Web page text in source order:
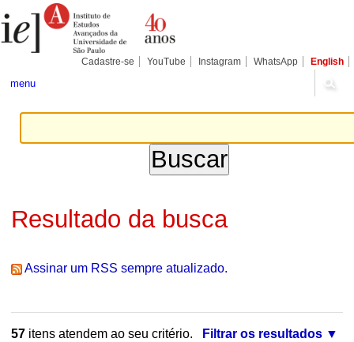
para
conteúdo.
Pessoais
Cadastre-se YouTube Instagram WhatsApp English
menu
Resultado da busca
Assinar um RSS sempre atualizado.
57itens atendem ao seu critério.
Filtrar os resultados